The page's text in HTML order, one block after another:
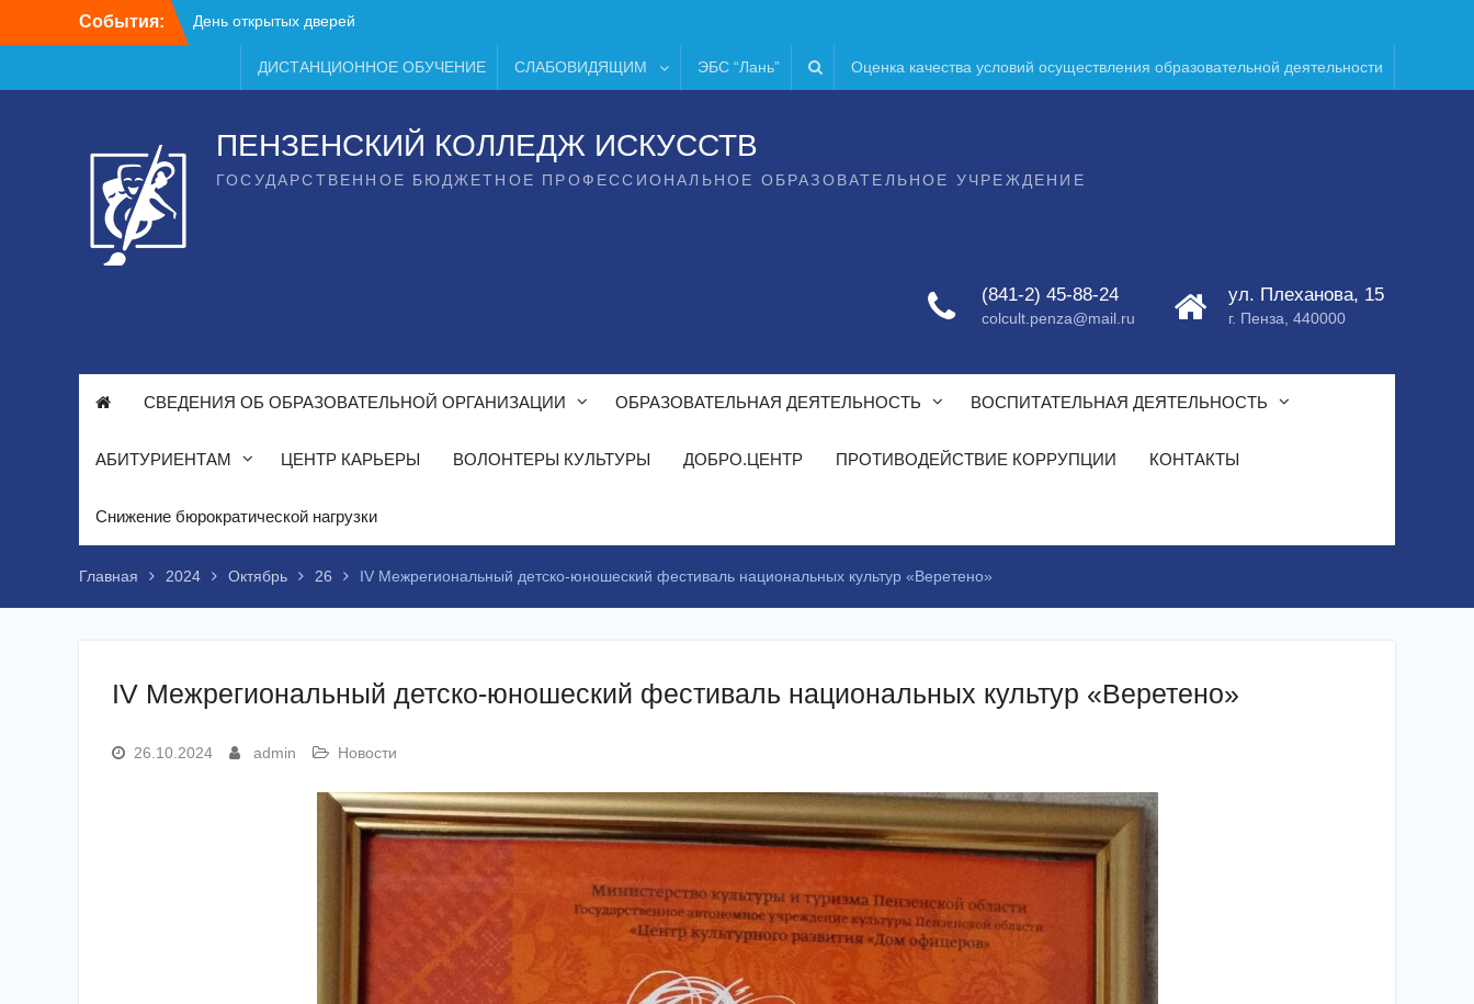
События:
ДИСТАНЦИОННОЕ ОБУЧЕНИЕ СЛАБОВИДЯЩИМ ЭБС “Лань” Оценка качества условий осуществления образовательной деятельности
ПЕНЗЕНСКИЙ КОЛЛЕДЖ ИСКУССТВ
ГОСУДАРСТВЕННОЕ БЮДЖЕТНОЕ ПРОФЕССИОНАЛЬНОЕ ОБРАЗОВАТЕЛЬНОЕ УЧРЕЖДЕНИЕ
(841-2) 45-88-24
colcult.penza@mail.ru
ул. Плеханова, 15
г. Пенза, 440000
СВЕДЕНИЯ ОБ ОБРАЗОВАТЕЛЬНОЙ ОРГАНИЗАЦИИ ОБРАЗОВАТЕЛЬНАЯ ДЕЯТЕЛЬНОСТЬ ВОСПИТАТЕЛЬНАЯ ДЕЯТЕЛЬНОСТЬ
АБИТУРИЕНТАМ ЦЕНТР КАРЬЕРЫ ВОЛОНТЕРЫ КУЛЬТУРЫ ДОБРО.ЦЕНТР ПРОТИВОДЕЙСТВИЕ КОРРУПЦИИ КОНТАКТЫ
Снижение бюрократической нагрузки
Главная 2024 Октябрь 26 IV Межрегиональный детско-юношеский фестиваль национальных культур «Веретено»
IV Межрегиональный детско-юношеский фестиваль национальных культур «Веретено»
26.10.2024 admin Новости